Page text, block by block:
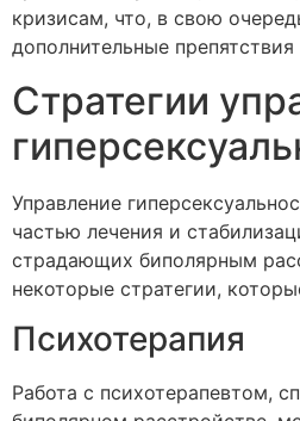
кризисам, что, в свою
дополнительные
Стратегии
Управление
частью лечения и
страдающих биполярным
некоторые стратегии,
Психотерапия
Работа с психотерапевтом,